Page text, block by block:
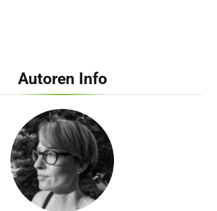
Treffen Bad Krozingen ᐅ
Autoren Info